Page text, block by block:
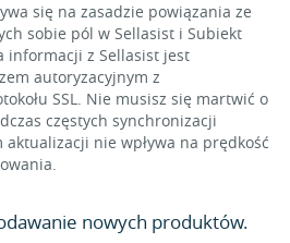
się na zasadzie powiązania ze
sobie pól w Sellasist i Subiekt
informacji z Sellasist jest
autoryzacyjnym z
SSL. Nie musisz się martwić o
częstych synchronizacji
nie wpływa na prędkość
nowych produktów.